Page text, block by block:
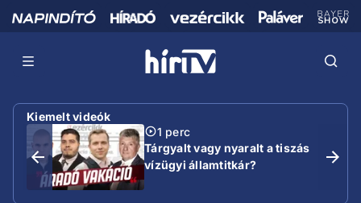
Kiemelt videók
1 perc
Tárgyalt vagy nyaralt a tiszás
vízügyi államtitkár?